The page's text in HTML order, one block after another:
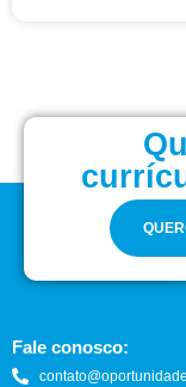
Fale conosco: